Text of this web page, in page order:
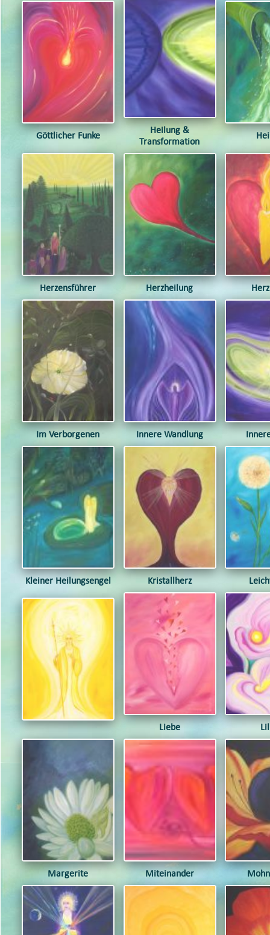
Göttlicher Funke
Heilung &
Transformation
Herzensführer Herzheilung
Im Verborgenen Innere Wandlung
Kleiner Heilungsengel Kristallherz
Liebe
Margerite Miteinander